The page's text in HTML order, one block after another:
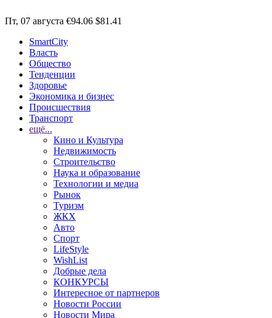
Пт, 07 августа €94.06 $81.41
SmartCity
Власть
Общество
Тенденции
Здоровье
Экономика и бизнес
Происшествия
Транспорт
ещё...
Кино и Культура
Недвижимость
Строительство
Наука и образование
Технологии и медиа
Рынок
Туризм
ЖКХ
Авто
Спорт
LifeStyle
WishList
Добрые дела
КОНКУРСЫ
Интересное от партнеров
Новости России
Новости Мира